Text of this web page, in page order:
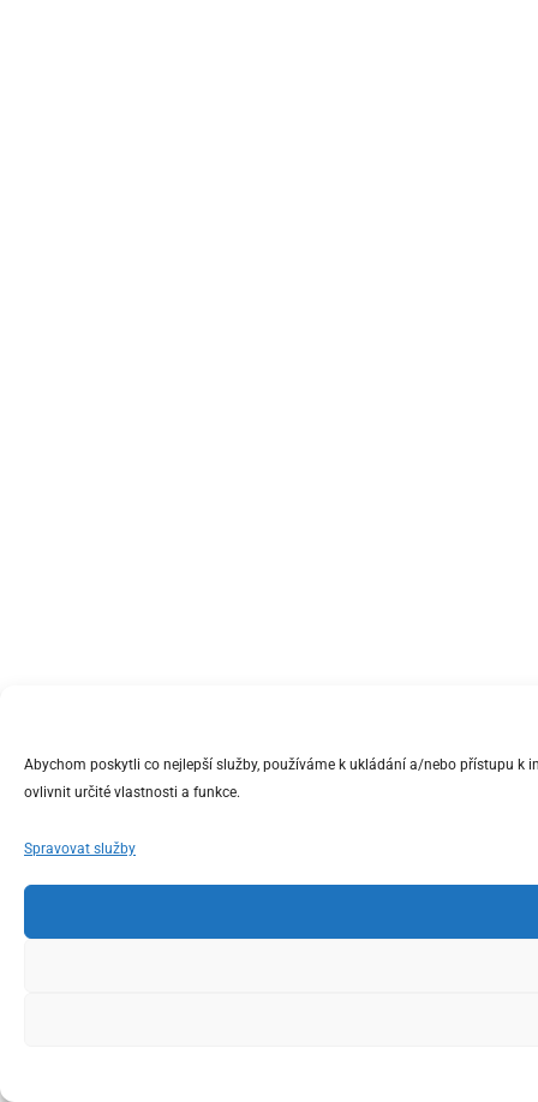
Abychom poskytli co nejlepší služby, používáme k ukládání a/nebo přístupu
ovlivnit určité vlastnosti a funkce.
Spravovat služby